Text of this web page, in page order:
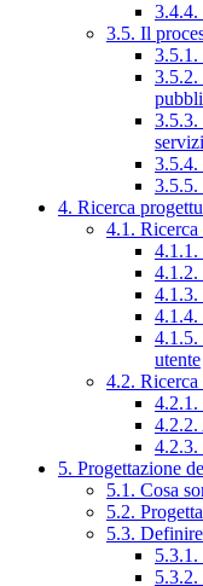
3.4.4.
3.5. Il
3.5.1.
3.5.2.
3.5.3.
3.5.4.
3.5.5.
4. Ricerca
4.1. Ricerca
4.1.1.
4.1.2.
4.1.3.
4.1.4.
4.1.5.
utente
4.2. Ricerca
4.2.1.
4.2.2.
4.2.3.
5. Progettazione
5.1. Cosa
5.2.
5.3.
5.3.2.